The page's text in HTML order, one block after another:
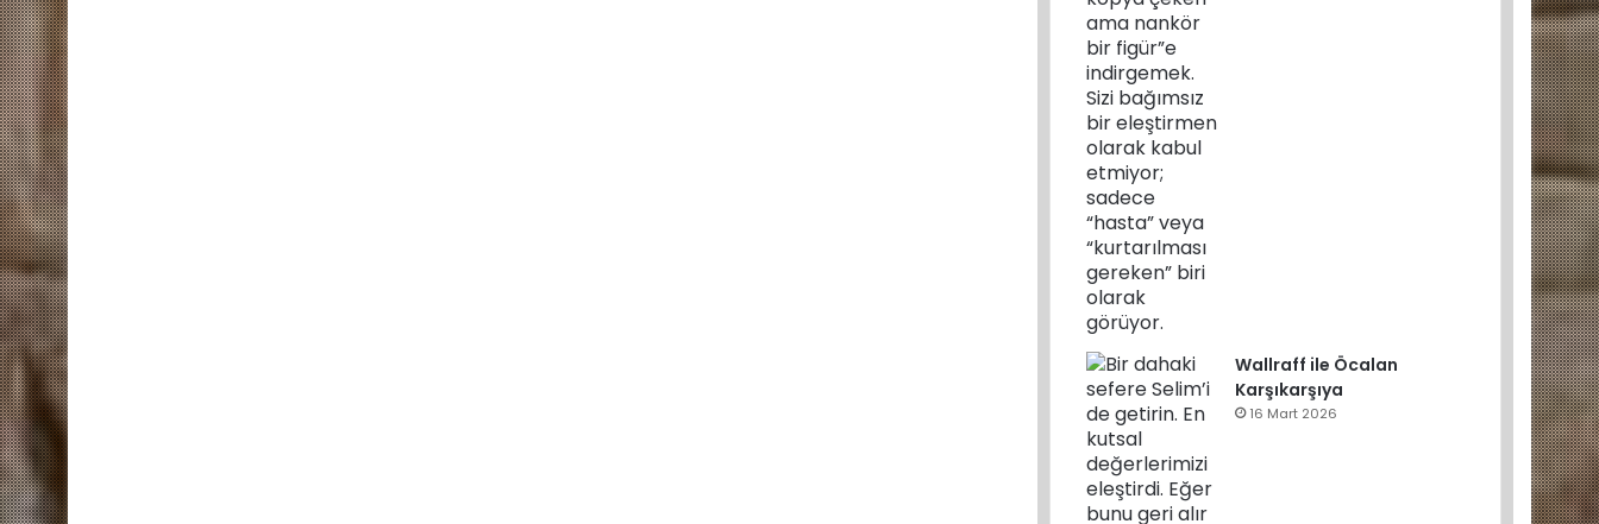
Wallraff ile Öcalan
Karşıkarşıya
16 Mart 2026